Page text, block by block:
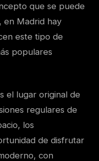
que se puede
en Madrid hay
este tipo de
populares
el lugar original de
regulares de
los
de disfrutar
con